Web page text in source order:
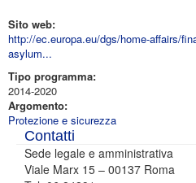
Sito web:
http://ec.europa.eu/dgs/home-affairs/
asylum...
Tipo programma:
2014-2020
Argomento:
Protezione e sicurezza
Contatti
Sede legale e amministrativa
Viale Marx 15 – 00137 Roma